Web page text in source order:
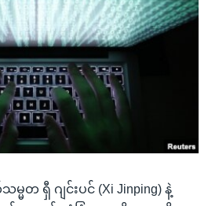
လက်များ
ရှီ ဂျင်းပင် (Xi Jinping) နဲ့